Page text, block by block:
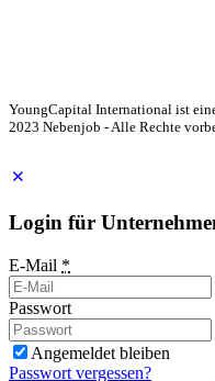
YoungCapital International ist
2023 Nebenjob - Alle Rechte
Login für
E-Mail *
Passwort
Angemeldet bleiben
Passwort vergessen?